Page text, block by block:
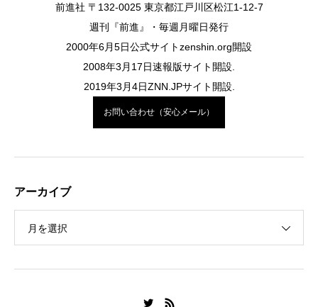
前進社 〒132-0025 東京都江戸川区松江1-12-7
週刊『前進』・毎週月曜日発行
2000年6月5日公式サイトzenshin.org開設
2008年3月17日速報版サイト開設.
2019年3月4日ZNN.JPサイト開設.
お問い合わせ（安心メール）
アーカイブ
月を選択